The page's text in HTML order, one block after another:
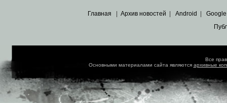
Главная Архив новостей Android Google
Все
Основными материалами сайта являются архивные